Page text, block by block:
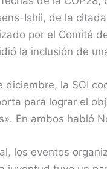
Ishii, de la
por el Comité
la inclusión de
diciembre, la SGI
para lograr el
En ambos habló
los eventos